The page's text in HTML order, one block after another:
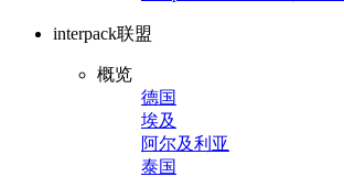
interpack联盟
概览
德国
埃及
阿尔及利亚
泰国